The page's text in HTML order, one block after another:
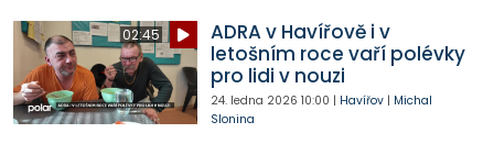
02:45
ADRA v Havířově i v
letošním roce vaří polévky
pro lidi v nouzi
24. ledna 2026 10:00 | Havířov| Michal
Slonina